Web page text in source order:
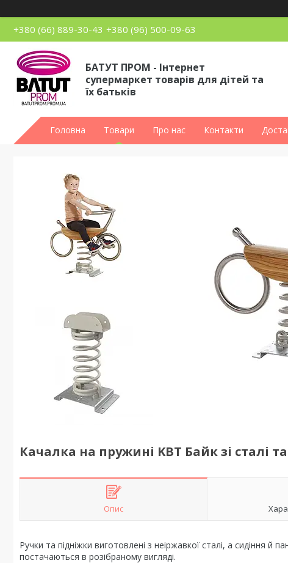
+380 (66) 889-30-43 +380 (96) 500-09-63
БАТУТ ПРОМ - Інтернет
супермаркет товарів для дітей та
їх батьків
Головна Товари Про нас Контакти
Качалка на пружині KBT Байк зі сталі
Опис
Ручки та підніжки виготовлені з неіржавкої сталі, а сидіння
постачаються в розібраному вигляді.